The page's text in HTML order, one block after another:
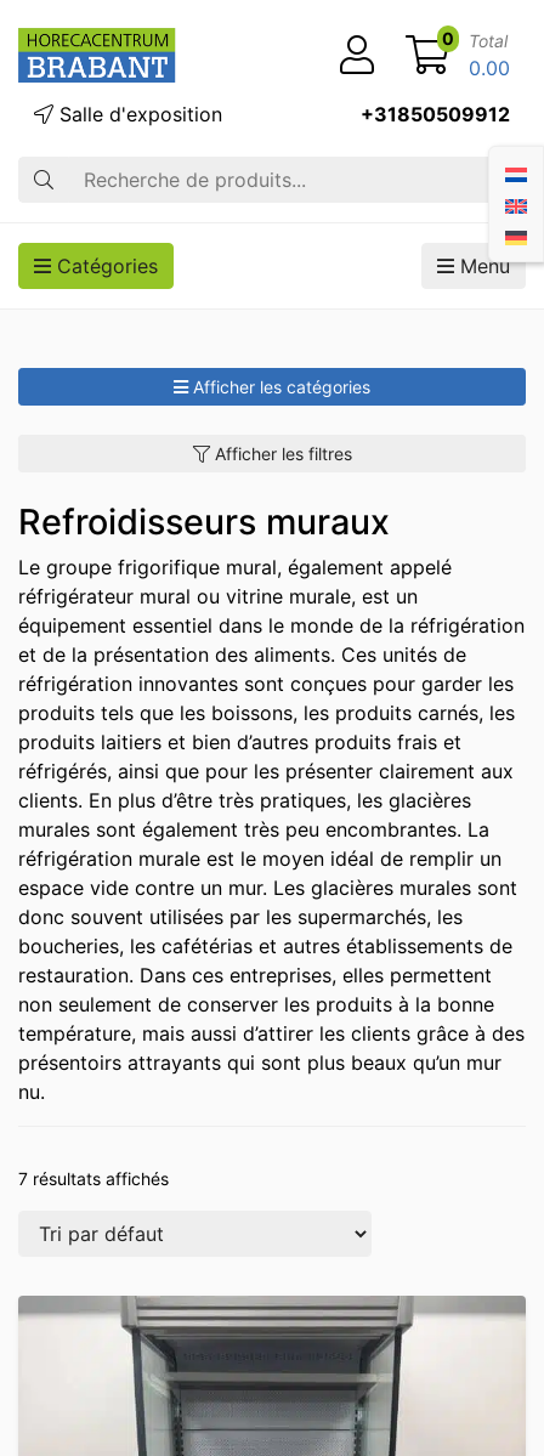
Recherche
Salle d'exposition +31850509912
0 Total
0.00
Catégories Menu
Afficher les catégories
Afficher les filtres
Refroidisseurs muraux
Le groupe frigorifique mural, également appelé
réfrigérateur mural ou vitrine murale, est un
équipement essentiel dans le monde de la réfrigération
et de la présentation des aliments. Ces unités de
réfrigération innovantes sont conçues pour garder les
produits tels que les boissons, les produits carnés, les
produits laitiers et bien d’autres produits frais et
réfrigérés, ainsi que pour les présenter clairement aux
clients. En plus d’être très pratiques, les glacières
murales sont également très peu encombrantes. La
réfrigération murale est le moyen idéal de remplir un
espace vide contre un mur. Les glacières murales sont
donc souvent utilisées par les supermarchés, les
boucheries, les cafétérias et autres établissements de
restauration. Dans ces entreprises, elles permettent
non seulement de conserver les produits à la bonne
température, mais aussi d’attirer les clients grâce à des
présentoirs attrayants qui sont plus beaux qu’un mur
nu.
7 résultats affichés